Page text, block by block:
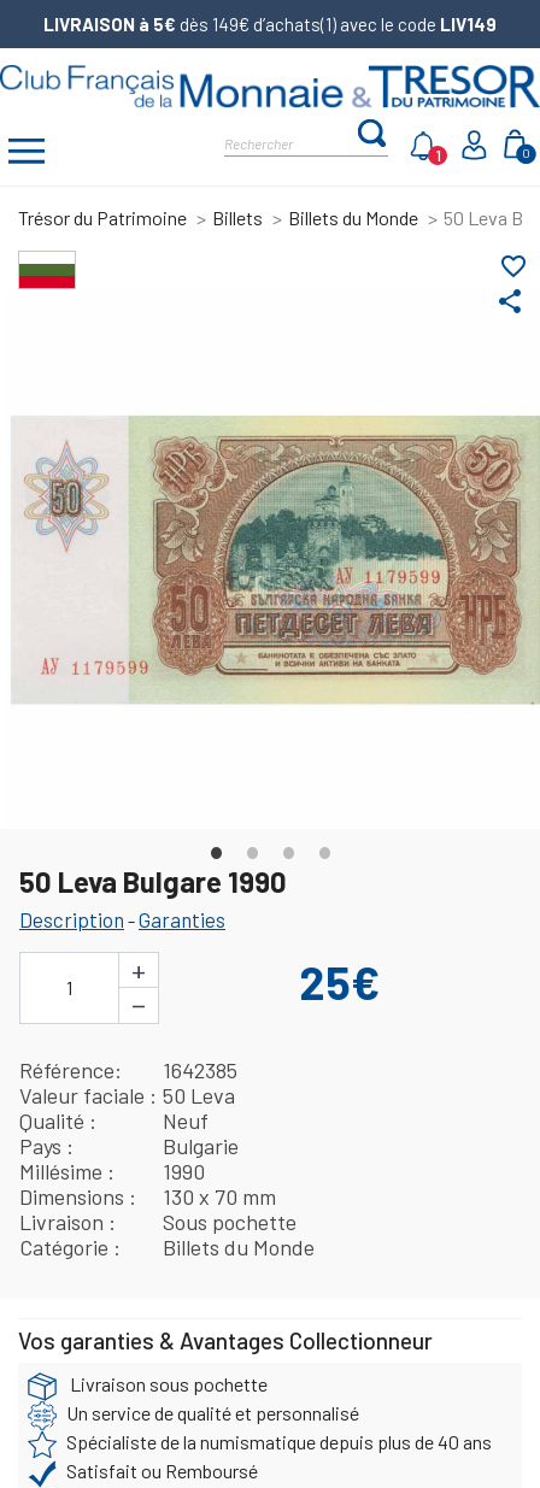
LIVRAISON à 5€ dès 149€ d’achats(1) avec le code LIV149
0
1
Trésor du Patrimoine Billets Billets du Monde 50 Leva
share
favorite_border
50 Leva Bulgare 1990
Description -Garanties
1
+
−
25€
Référence
1642385
Valeur faciale
50 Leva
Qualité
Neuf
Pays
Bulgarie
Millésime
1990
Dimensions
130 x 70 mm
Livraison
Sous pochette
Catégorie
Billets du Monde
Vos garanties & Avantages Collectionneur
Livraison sous pochette
Un service de qualité et personnalisé
Spécialiste de la numismatique depuis plus de 40 ans
Satisfait ou Remboursé